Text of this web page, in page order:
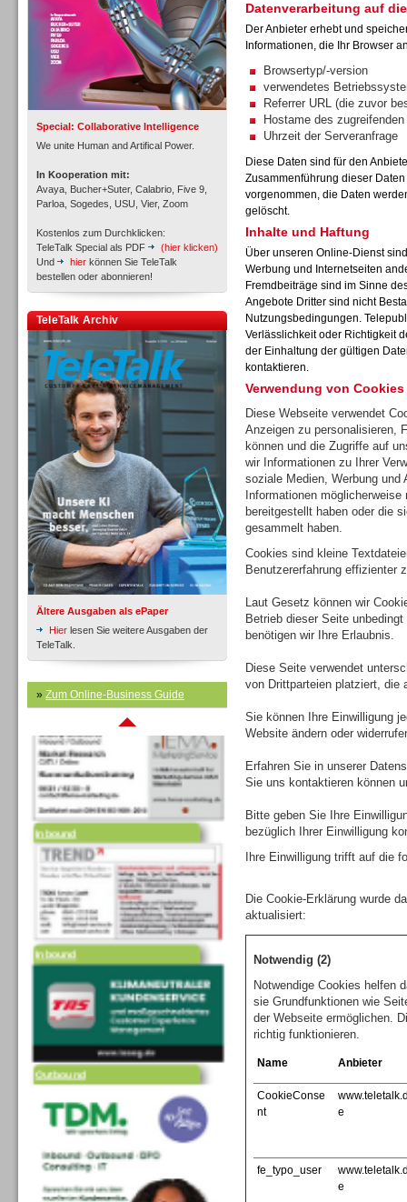
Special: Collaborative Intelligence
We unite Human and Artifical Power.
In Kooperation mit:
Avaya, Bucher+Suter, Calabrio, Five 9,
Parloa, Sogedes, USU, Vier, Zoom
Kostenlos zum Durchklicken:
TeleTalk Special als PDF
(hier klicken)
Und
hier können Sie TeleTalk
bestellen oder abonnieren!
TeleTalk Archiv
Ältere Ausgaben als ePaper
Hier lesen Sie weitere Ausgaben der
TeleTalk.
» Zum Online-Business Guide
Inbound
Inbound
Inbound
Inbound
Inbound
Inbound
Datenverarbeitung auf
Der Anbieter erhebt und
Informationen, die Ihr Browser
Browsertyp/-version
verwendetes
Referrer URL (die zuvor
Hostame des
Uhrzeit der Serveranfrage
Diese Daten sind für den
Zusammenführung dieser
vorgenommen, die Daten
gelöscht.
Inhalte und Haftung
Über unseren Online-Dienst
Werbung und Internetseiten
Fremdbeiträge sind im Sinne
Angebote Dritter sind nicht
Nutzungsbedingungen.
Verlässlichkeit oder Richtigkeit
der Einhaltung der gültigen
kontaktieren.
Verwendung von Cookies
Diese Webseite verwendet
Anzeigen zu personalisieren,
können und die Zugriffe auf
wir Informationen zu Ihrer
soziale Medien, Werbung und
Informationen
bereitgestellt haben oder die
gesammelt haben.
Cookies sind kleine
Benutzererfahrung effizienter
Laut Gesetz können wir
Betrieb dieser Seite
benötigen wir Ihre Erlaubnis.
Diese Seite verwendet
von Drittparteien platziert, die
Sie können Ihre Einwilligung
Website ändern oder
Erfahren Sie in unserer
Sie uns kontaktieren können
Bitte geben Sie Ihre
bezüglich Ihrer Einwilligung
Ihre Einwilligung trifft auf die
Die Cookie-Erklärung wurde
aktualisiert:
Notwendig (2)
Notwendige Cookies helfen
sie Grundfunktionen wie
der Webseite ermöglichen.
richtig funktionieren.
Name Anbieter
CookieConse
nt
e
fe_typo_user
e